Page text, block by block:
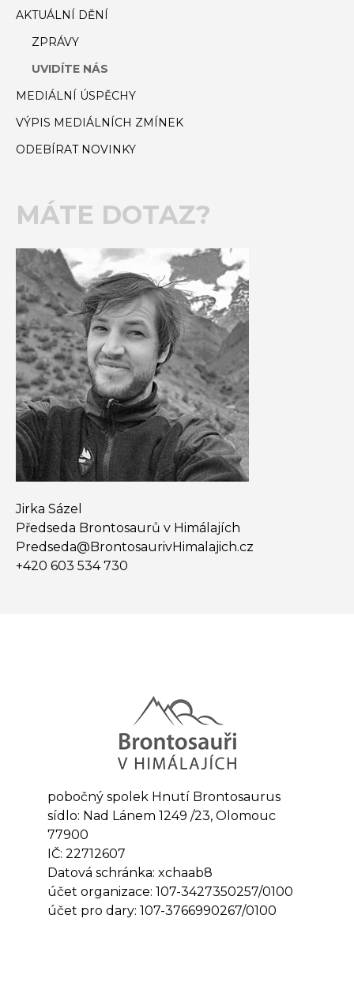
AKTUÁLNÍ DĚNÍ
ZPRÁVY
UVIDÍTE NÁS
MEDIÁLNÍ ÚSPĚCHY
VÝPIS MEDIÁLNÍCH ZMÍNEK
ODEBÍRAT NOVINKY
MÁTE DOTAZ?
Jirka Sázel
Předseda Brontosaurů v Himálajích
Predseda@​BrontosaurivHimalajich.cz
+420 603 534 730
pobočný spolek Hnutí Brontosaurus
sídlo: Nad Lánem 1249 /23, Olomouc
77900
IČ: 22712607
Datová schránka: xchaab8
účet organizace: 107-3427350257/0100
účet pro dary: 107-3766990267/0100